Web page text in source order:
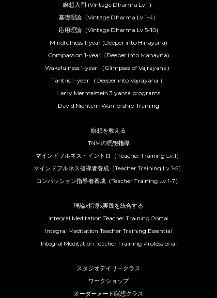
瞑想入門 (Vintage Dharma Lv.1）
基礎理論（Vintage Dharma Lv.1-4）
応用理論（Vintage Dharma Lv.5-10)
Mindfulness 1-year (Deeper into Hinayana)
Compassion 1-year（Deeper into Mahayna)
Wakefulness 1-year （Glimpses of Vajrayana）
Tantric 1-year （Deeper into Vajrayana ）
Larry Mermelstein 3 yansa programs
David Nichtern Warriorship Training
瞑想を教える
TNMの瞑想指導
マインドフルネス・イントロ（ Teacher Training Lv.1）
マインドフルネス指導者養成（Teacher Training Lv.1-5）
コンパッション指導者養成（Teacher Training Lv.1-7）
理論x指導x実践を統合する
Integral Meditation Teacher Training Portal
Integral Meditation Teacher Training Essential
Integral Meditation Teacher Training Professional
スタジオデイリークラス
ワークショップ
オーダーメード瞑想クラス